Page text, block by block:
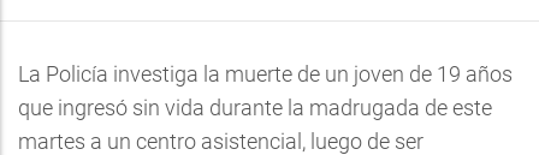
La Policía investiga la muerte de un joven de 19 años
que ingresó sin vida durante la madrugada de este
martes a un centro asistencial, luego de ser